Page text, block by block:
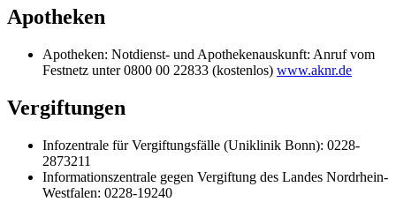
Apotheken
Apotheken: Notdienst- und Apothekenauskunft: Anruf vom
Festnetz unter 0800 00 22833 (kostenlos) www.aknr.de
Vergiftungen
Infozentrale für Vergiftungsfälle (Uniklinik Bonn): 0228-
2873211
Informationszentrale gegen Vergiftung des Landes Nordrhein-
Westfalen: 0228-19240